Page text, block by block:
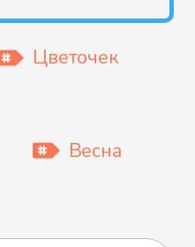
Цветочек
Весна